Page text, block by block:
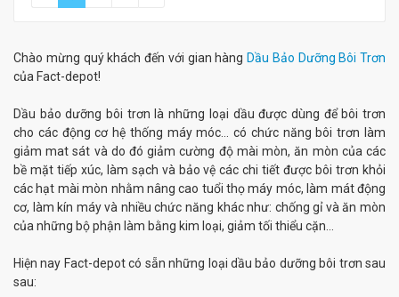
Chào mừng quý khách đến với gian hàng Dầu Bảo Dưỡng Bôi Trơn
của Fact-depot!
Dầu bảo dưỡng bôi trơn là những loại dầu được dùng để bôi trơn
cho các động cơ hệ thống máy móc… có chức năng bôi trơn làm
giảm mat sát và do đó giảm cường độ mài mòn, ăn mòn của các
bề mặt tiếp xúc, làm sạch và bảo vệ các chi tiết được bôi trơn khỏi
các hạt mài mòn nhằm nâng cao tuổi thọ máy móc, làm mát động
cơ, làm kín máy và nhiều chức năng khác như: chống gỉ và ăn mòn
của những bộ phận làm bằng kim loại, giảm tối thiểu cặn…
Hiện nay Fact-depot có sẵn những loại dầu bảo dưỡng bôi trơn sau
sau: